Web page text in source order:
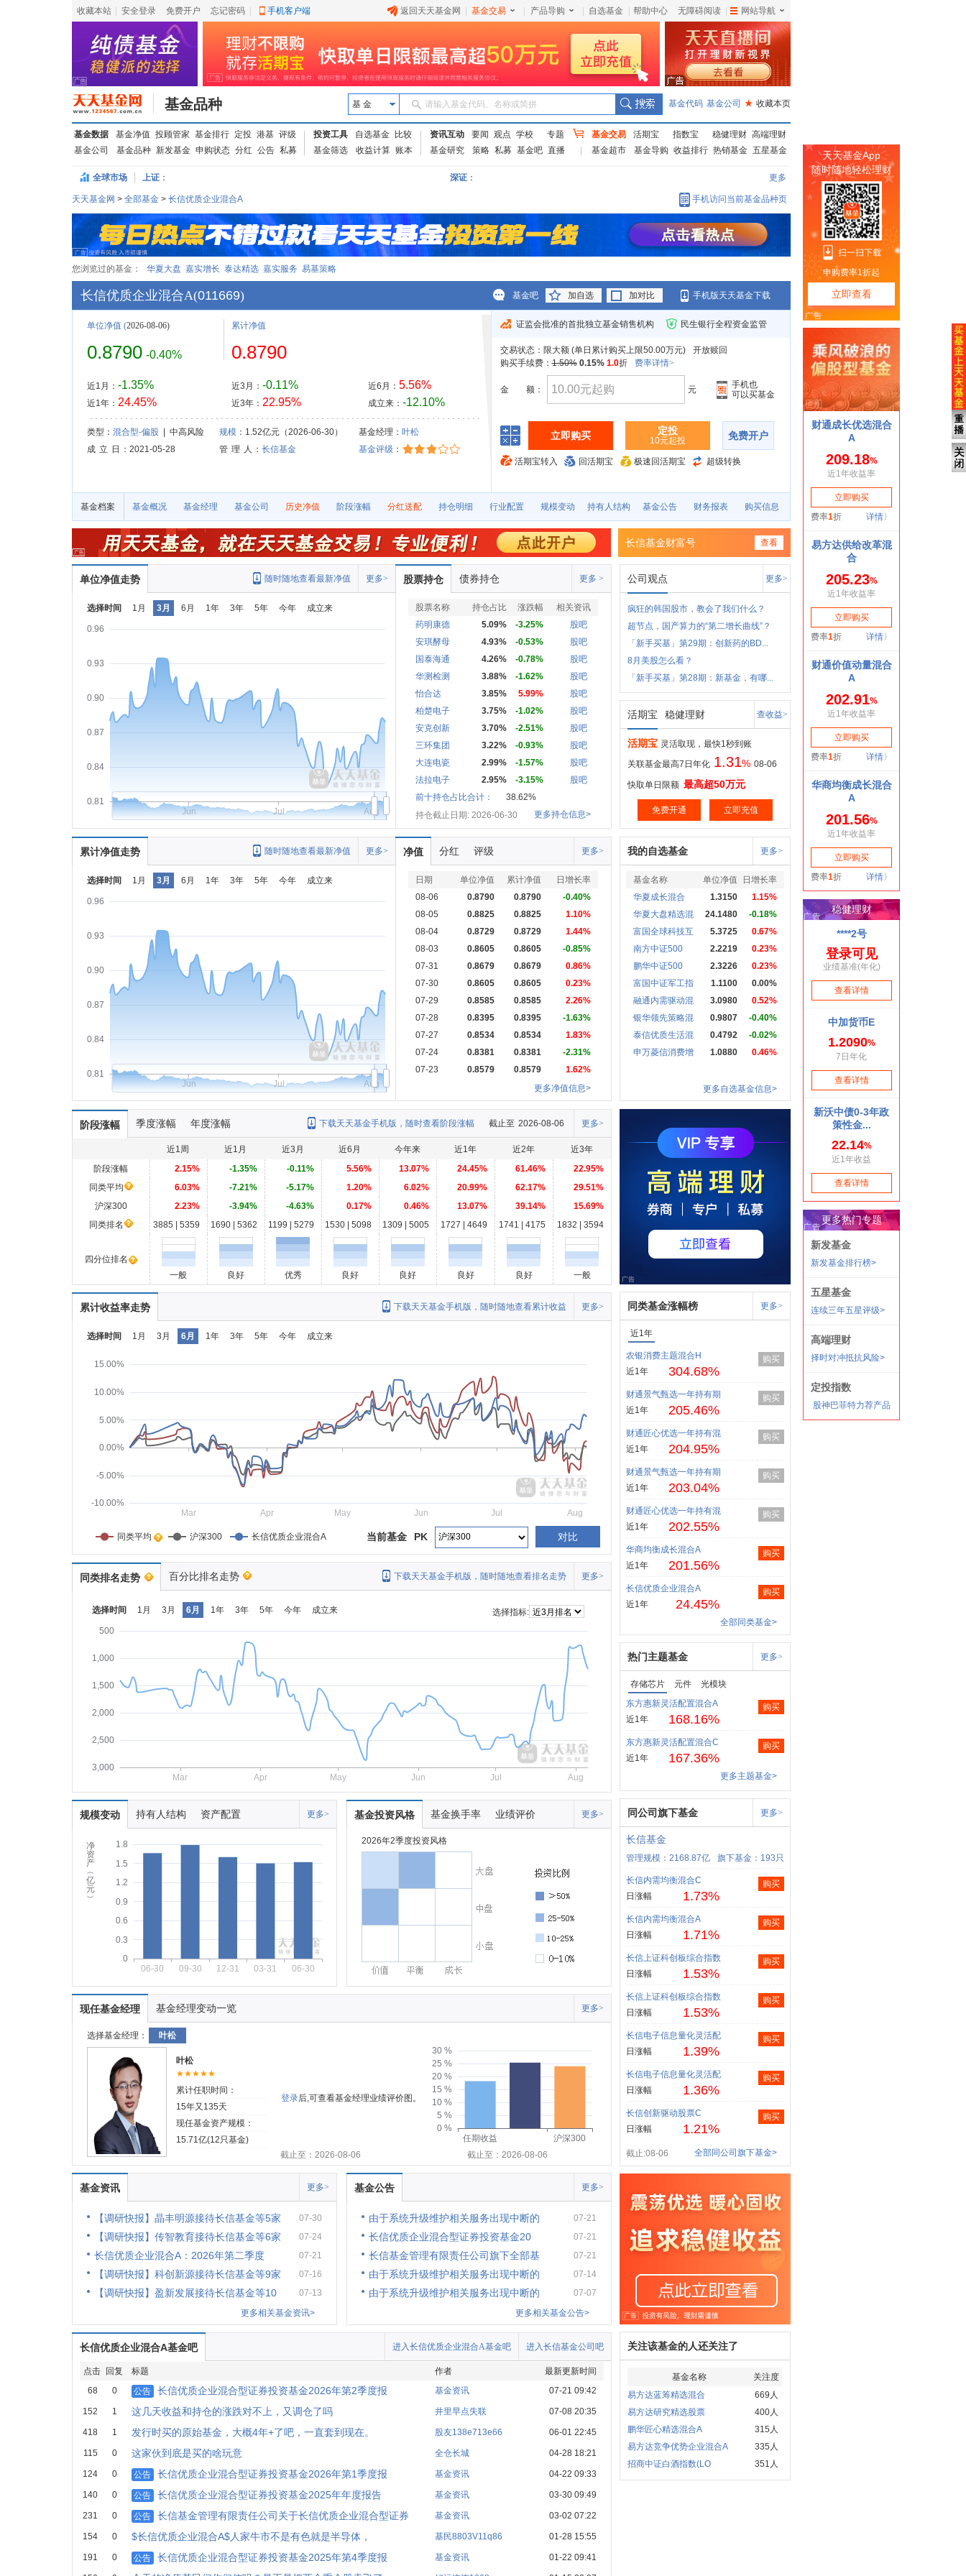
收藏本站 安全登录 免费开户 忘记密码 手机客户端 返回天天基金网 基金交易 产品导购 自选基金 帮助中心 无障碍阅读 网站导航
基金品种 基 金 请输入基金代码、名称或简拼 基金代码 基金公司 ★ 收藏本页
基金数据 基金净值 投顾管家 基金排行 定投 港基 评级
基金公司
基金品种 新发基金 申购状态 分红 公告 私募
投资工具 自选基金
比较
基金筛选
收益计算 账本
资讯互动 要闻 观点 学校
专题
基金研究
策略 私募 基金吧 直播
基金交易 活期宝 指数宝 稳健理财 高端理财
基金超市
基金导购 收益排行 热销基金 五星基金
全球市场 上证： 深证： 更多
天天基金网 > 全部基金 > 长信优质企业混合A 手机访问当前基金品种页
您浏览过的基金： 华夏大盘 嘉实增长 泰达精选 嘉实服务 易基策略
长信优质企业混合A(011669) 基金吧 加自选 加对比 手机版天天基金下载
单位净值 (2026-08-06)
0.8790 -0.40%
近1月： -1.35%
近1年： 24.45%
累计净值
0.8790
近3月： -0.11%
近3年： 22.95%
近6月： 5.56%
成立来： -12.10%
类型： 混合型-偏股| 中高风险 规模：1.52亿元（2026-06-30） 基金经理： 叶松
成 立 日
：2021-05-28 管 理 人 ： 长信基金 基金评级 ：
证监会批准的首批独立基金销售机构 民生银行全程资金监管
交易状态： 限大额 (单日累计购买上限50.00万元)
开放赎回
购买手续费：1.50% 0.15% 1.0折 费率详情>
金 额： 元
手机也
可以买基金
立即购买 定投
10元起投 免费开户
活期宝转入 回活期宝 极速回活期宝 超级转换
基金档案 基金概况 基金经理 基金公司 历史净值 阶段涨幅 分红送配 持仓明细 行业配置 规模变动 持有人结构 基金公告 财务报表 购买信息
长信基金财富号 查看
单位净值走势 更多>
随时随地查看最新净值
选择时间 1月 3月 6月 1年 3年 5年 今年 成立来
0.81
0.84
0.87
0.90
0.93
0.96
Jun Jul Aug
股票持仓 债券持仓 更多 >
股票名称 持仓占比 涨跌幅
相关资讯
药明康德
5.09% -3.25%
股吧
安琪酵母
4.93% -0.53%
股吧
国泰海通
4.26% -0.78%
股吧
华测检测
3.88% -1.62%
股吧
怡合达
3.85% 5.99%
股吧
柏楚电子
3.75% -1.02%
股吧
安克创新
3.70% -2.51%
股吧
三环集团
3.22% -0.93%
股吧
大连电瓷
2.99% -1.57%
股吧
法拉电子
2.95% -3.15%
股吧
前十持仓占比合计：
38.62%
持仓截止日期: 2026-06-30
更多持仓信息>
公司观点 更多>
疯狂的韩国股市，教会了我们什么？
超节点，国产算力的“第二增长曲线”？
「新手买基」第29期：创新药的BD...
8月美股怎么看？
「新手买基」第28期：新基金，有哪...
活期宝 稳健理财 查收益>
活期宝 灵活取现，最快1秒到账
关联基金最高7日年化 1.31% 08-06
快取单日限额 最高超50万元
免费开通 立即充值
累计净值走势 更多>
随时随地查看最新净值
选择时间 1月 3月 6月 1年 3年 5年 今年 成立来
0.81
0.84
0.87
0.90
0.93
0.96
Jun Jul Aug
净值 分红 评级 更多>
日期 单位净值 累计净值
日增长率
08-06
0.8790 0.8790
-0.40%
08-05
0.8825 0.8825
1.10%
08-04
0.8729 0.8729
1.44%
08-03
0.8605 0.8605
-0.85%
07-31
0.8679 0.8679
0.86%
07-30
0.8605 0.8605
0.23%
07-29
0.8585 0.8585
2.26%
07-28
0.8395 0.8395
-1.63%
07-27
0.8534 0.8534
1.83%
07-24
0.8381 0.8381
-2.31%
07-23
0.8579 0.8579
1.62%
更多净值信息>
我的自选基金 更多>
基金名称 单位净值
日增长率
华夏成长混合
1.3150
1.15%
华夏大盘精选混
24.1480
-0.18%
富国全球科技互
5.3725
0.67%
南方中证500
2.2219
0.23%
鹏华中证500
2.3226
0.23%
富国中证军工指
1.1100
0.00%
融通内需驱动混
3.0980
0.52%
银华领先策略混
0.9807
-0.40%
泰信优质生活混
0.4792
-0.02%
申万菱信消费增
1.0880 0.46%
更多自选基金信息>
阶段涨幅 季度涨幅 年度涨幅 更多>
截止至 2026-08-06
下载天天基金手机版，随时查看阶段涨幅
近1周 近1月 近3月 近6月 今年来 近1年 近2年
近3年
阶段涨幅
2.15% -1.35% -0.11% 5.56% 13.07% 24.45% 61.46%
22.95%
同类平均
6.03% -7.21% -5.17% 1.20% 6.02% 20.99% 62.17%
29.51%
沪深300
2.23% -3.94% -4.63% 0.17% 0.46% 13.07% 39.14%
15.69%
同类排名
3885 | 5359 1690 | 5362 1199 | 5279 1530 | 5098 1309 | 5005 1727 | 4649 1741 | 4175 1832 | 3594
四分位排名
一般
良好 优秀 良好 良好 良好 良好 一般
累计收益率走势 更多>
下载天天基金手机版，随时随地查看累计收益
选择时间 1月 3月 6月 1年 3年 5年 今年 成立来
-10.00%
-5.00%
0.00%
5.00%
10.00%
15.00%
Mar Apr May Jun Jul Aug
同类平均 沪深300 长信优质企业混合A 对比
PK
当前基金
同类排名走势 百分比排名走势 更多>
下载天天基金手机版，随时随地查看排名走势
选择时间 1月 3月 6月 1年 3年 5年 今年 成立来
选择指标:
500
1,000
1,500
2,000
2,500
3,000
Mar
Apr May Jun Jul Aug
规模变动 持有人结构 资产配置 更多>
净
资
产
︵
亿
元
︶
0
0.3
0.6
0.9
1.2
1.5
1.8
06-30 09-30 12-31 03-31 06-30
基金投资风格 基金换手率 业绩评价 更多>
2026年2季度投资风格
现任基金经理 基金经理变动一览 更多>
选择基金经理： 叶松
叶松
★★★★★
累计任职时间：
15年又135天
现任基金资产规模：
15.71亿(12只基金)
登录后,可查看基金经理业绩评价图。
0 %
5 %
10 %
15 %
20 %
25 %
30 %
任期收益
沪深300
截止至：2026-08-06
截止至：2026-08-06
基金资讯 更多>
【调研快报】晶丰明源接待长信基金等5家 07-30
【调研快报】传智教育接待长信基金等6家 07-24
长信优质企业混合A：2026年第二季度 07-21
【调研快报】科创新源接待长信基金等9家 07-16
【调研快报】盈新发展接待长信基金等10
07-13
更多相关基金资讯>
基金公告 更多>
由于系统升级维护相关服务出现中断的 07-21
长信优质企业混合型证券投资基金20 07-21
长信基金管理有限责任公司旗下全部基 07-21
由于系统升级维护相关服务出现中断的 07-14
由于系统升级维护相关服务出现中断的
07-07
更多相关基金公告>
长信优质企业混合A基金吧 进入长信基金公司吧
进入长信优质企业混合A基金吧
点击 回复 标题 作者
最新更新时间
68
0 公告 长信优质企业混合型证券投资基金2026年第2季度报 基金资讯 07-21 09:42
152 1 这几天收益和持仓的涨跌对不上，又调仓了吗 井里早点失联 07-08 20:35
418 1 发行时买的原始基金，大概4年+了吧，一直套到现在。 股友138e713e66 06-01 22:45
115 0 这家伙到底是买的啥玩意 全仓长城 04-28 18:21
124 0 公告 长信优质企业混合型证券投资基金2026年第1季度报 基金资讯 04-22 09:33
140 0 公告 长信优质企业混合型证券投资基金2025年年度报告 基金资讯 03-30 09:49
231 0 公告 长信基金管理有限责任公司关于长信优质企业混合型证券 基金资讯 03-02 07:22
154 0 $长信优质企业混合A$人家牛市不是有色就是半导体， 基民8803V11q86 01-28 15:55
191 0 公告 长信优质企业混合型证券投资基金2025年第4季度报 基金资讯 01-22 09:41
同类基金涨幅榜 更多>
近1年
农银消费主题混合H
近1年
304.68%
购买
财通景气甄选一年持有期
近1年
205.46%
购买
财通匠心优选一年持有混
近1年
204.95%
购买
财通景气甄选一年持有期
近1年
203.04%
购买
财通匠心优选一年持有混
近1年
202.55%
购买
华商均衡成长混合A
近1年
201.56%
购买
长信优质企业混合A
近1年
24.45%
购买
全部同类基金>
热门主题基金 更多>
存储芯片 元件
光模块
东方惠新灵活配置混合A
近1年
168.16%
购买
东方惠新灵活配置混合C
近1年
167.36%
购买
更多主题基金>
同公司旗下基金 更多>
长信基金
管理规模：2168.87亿 旗下基金：193只
长信内需均衡混合C
日涨幅
1.73%
购买
长信内需均衡混合A
日涨幅
1.71%
购买
长信上证科创板综合指数
日涨幅
1.53%
购买
长信上证科创板综合指数
日涨幅
1.53%
购买
长信电子信息量化灵活配
日涨幅
1.39%
购买
长信电子信息量化灵活配
日涨幅
1.36%
购买
长信创新驱动股票C
日涨幅
1.21%
购买
截止:08-06 全部同公司旗下基金>
关注该基金的人还关注了
基金名称
关注度
易方达蓝筹精选混合
669人
易方达研究精选股票
400人
鹏华匠心精选混合A
315人
易方达竞争优势企业混合A
335人
招商中证白酒指数(LO
351人